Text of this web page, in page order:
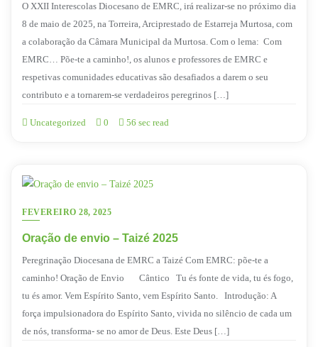
O XXII Interescolas Diocesano de EMRC, irá realizar-se no próximo dia
8 de maio de 2025, na Torreira, Arciprestado de Estarreja Murtosa, com
a colaboração da Câmara Municipal da Murtosa. Com o lema: Com
EMRC… Põe-te a caminho!, os alunos e professores de EMRC e
respetivas comunidades educativas são desafiados a darem o seu
contributo e a tornarem-se verdadeiros peregrinos […]
Uncategorized 0 56 sec read
FEVEREIRO 28, 2025
Oração de envio – Taizé 2025
Peregrinação Diocesana de EMRC a Taizé Com EMRC: põe-te a
caminho! Oração de Envio Cântico Tu és fonte de vida, tu és fogo,
tu és amor. Vem Espírito Santo, vem Espírito Santo. Introdução: A
força impulsionadora do Espírito Santo, vivida no silêncio de cada um
de nós, transforma- se no amor de Deus. Este Deus […]